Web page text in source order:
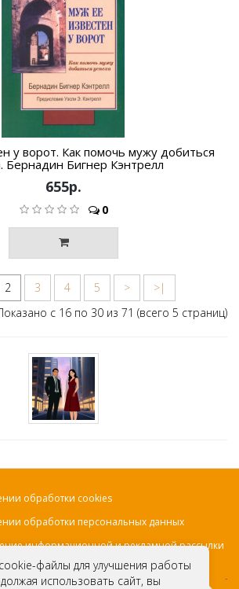
файлы для улучшения работы
использовать сайт, вы
у ворот. Как помочь мужу добиться
Бернадин Бигнер Кэнтрелл
655р.
0
2 3 4 5 >
>|
с 16 по 30 из 71 (всего 5 страниц)
обработки cookies
обработки персональных данных
информационной и рекламной рассылки